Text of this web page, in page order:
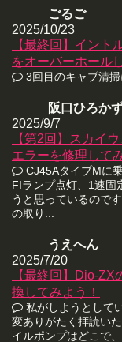
ごるご
2025/10/23
【最終回】イント
をオーバーホール
3回目のキャブ清
阪口ひろか
2025/9/7
【第2回】スカイ
エラーを修理して
CJ45AタイプMに
FIランプ点灯、1速固
うと思っているので
の取り...
うえへん
2025/7/20
【最終回】Dio-
換してみよう！
私がしようとして
変ありがたく拝読い
イルポンプはどこで